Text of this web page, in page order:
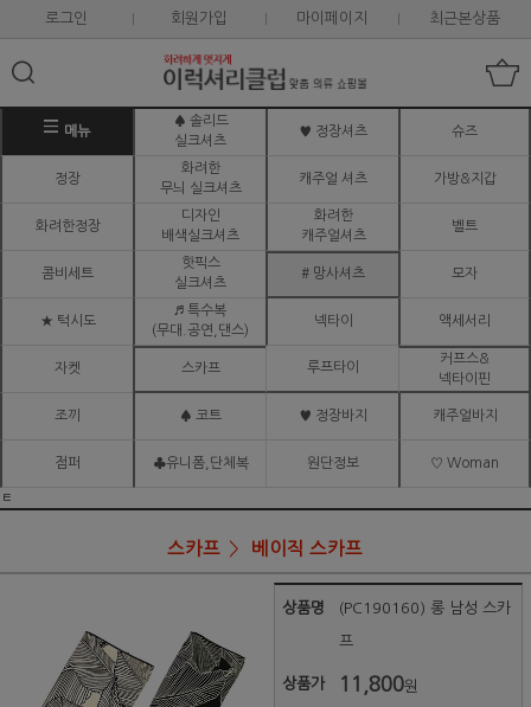
로그인 회원가입 마이페이지 최근본상품
메뉴
♠ 솔리드
실크셔츠
♥ 정장셔츠 슈즈
정장
화려한
무늬 실크셔츠
캐주얼 셔츠 가방&지갑
화려한정장
디자인
배색실크셔츠
화려한
캐주얼셔츠
벨트
콤비세트
핫픽스
실크셔츠
# 망사셔츠 모자
★ 턱시도
♬ 특수복
(무대.공연,댄스)
넥타이 액세서리
자켓 스카프 루프타이
커프스&
넥타이핀
조끼 ♠ 코트 ♥ 정장바지 캐주얼바지
점퍼 ♣유니폼,단체복 원단정보 ♡ Woman
ㅌ
스카프 베이직 스카프
상품명 (PC190160) 롱 남성 스카
프
상품가 11,800원